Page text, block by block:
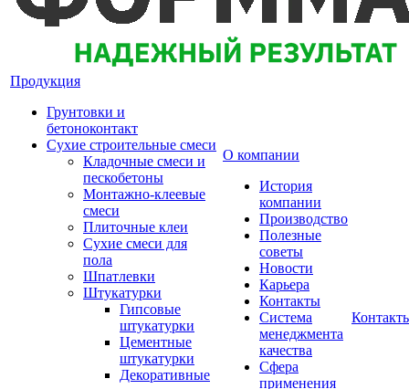
Продукция
Грунтовки и
бетоноконтакт
Сухие строительные смеси
Кладочные смеси и
пескобетоны
Монтажно-клеевые
смеси
Плиточные клеи
Сухие смеси для
пола
Шпатлевки
Штукатурки
Гипсовые
штукатурки
Цементные
штукатурки
Декоративные
О компании
История
компании
Производство
Полезные
советы
Новости
Карьера
Контакты
Система
менеджмента
качества
Сфера
применения